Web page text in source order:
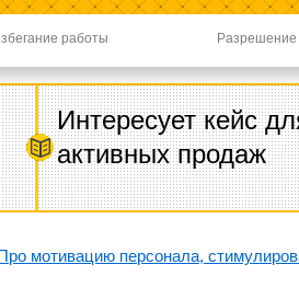
работы Разрешение
Интересует кейс
активных продаж
мотивацию персонала,